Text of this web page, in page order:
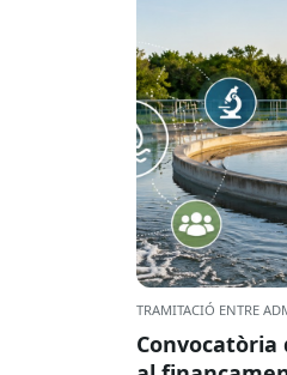
TRAMITACIÓ ENTRE
Convocatòria